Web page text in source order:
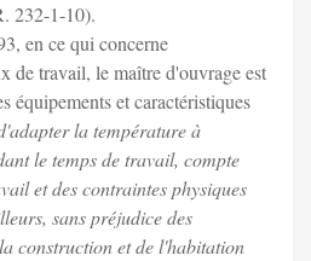
232-1-10).
en ce qui concerne
de travail, le maître d'ouvrage est
équipements et caractéristiques
la température à
le temps de travail, compte
et des contraintes physiques
sans préjudice des
construction et de l'habitation